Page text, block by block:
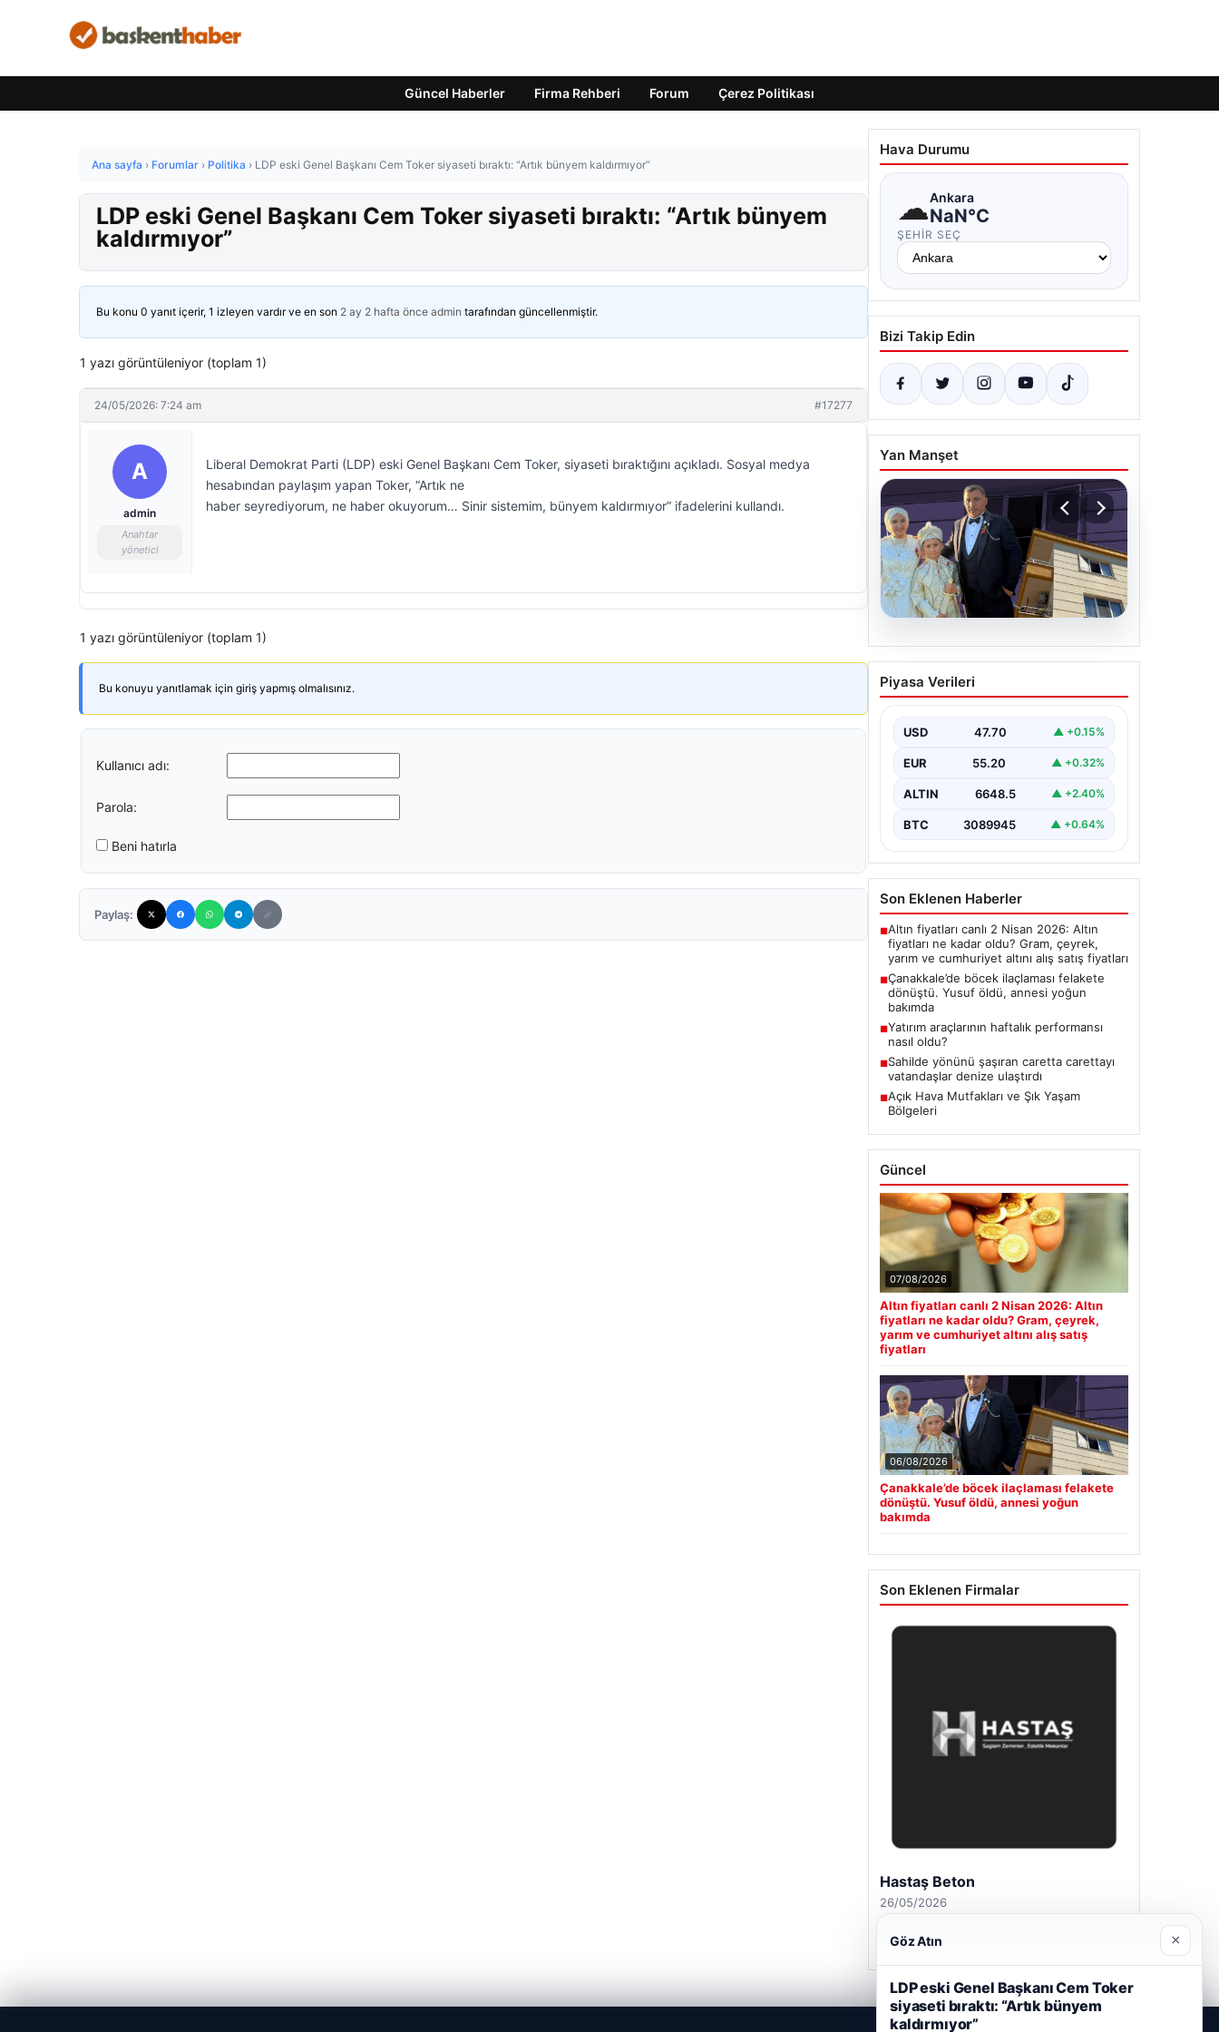
Güncel Haberler Firma Rehberi Forum Çerez Politikası
Ana sayfa › Forumlar › Politika › LDP eski Genel Başkanı Cem Toker siyaseti bıraktı: “Artık bünyem kaldırmıyor”
LDP eski Genel Başkanı Cem Toker siyaseti bıraktı: “Artık bünyem
kaldırmıyor”
Bu konu 0 yanıt içerir, 1 izleyen vardır ve en son 2 ay 2 hafta önce admin tarafından güncellenmiştir.
1 yazı görüntüleniyor (toplam 1)
24/05/2026: 7:24 am #17277
A
admin
Anahtar
yönetici
Liberal Demokrat Parti (LDP) eski Genel Başkanı Cem Toker, siyaseti bıraktığını açıkladı. Sosyal medya
hesabından paylaşım yapan Toker, “Artık ne
haber seyrediyorum, ne haber okuyorum… Sinir sistemim, bünyem kaldırmıyor” ifadelerini kullandı.
1 yazı görüntüleniyor (toplam 1)
Bu konuyu yanıtlamak için giriş yapmış olmalısınız.
Kullanıcı adı:
Parola:
Beni hatırla
Paylaş:
Hava Durumu
☁Ankara
NaN°C
ŞEHIR SEÇ
Bizi Takip Edin
Yan Manşet
Çanakkale’de böcek
ilaçlaması felakete
annesi yoğun bakımda
Piyasa Verileri
USD 47.70 ▲ +0.15%
EUR 55.20 ▲ +0.32%
ALTIN 6648.5 ▲ +2.40%
BTC 3089945 ▲ +0.64%
Son Eklenen Haberler
■Altın fiyatları canlı 2 Nisan 2026: Altın
fiyatları ne kadar oldu? Gram, çeyrek,
yarım ve cumhuriyet altını alış satış fiyatları
■Çanakkale’de böcek ilaçlaması felakete
dönüştü. Yusuf öldü, annesi yoğun
bakımda
■Yatırım araçlarının haftalık performansı
nasıl oldu?
■Sahilde yönünü şaşıran caretta carettayı
vatandaşlar denize ulaştırdı
■Açık Hava Mutfakları ve Şık Yaşam
Bölgeleri
Güncel
07/08/2026
Altın fiyatları canlı 2 Nisan 2026: Altın
fiyatları ne kadar oldu? Gram, çeyrek,
yarım ve cumhuriyet altını alış satış
fiyatları
06/08/2026
Çanakkale’de böcek ilaçlaması felakete
dönüştü. Yusuf öldü, annesi yoğun
bakımda
Son Eklenen Firmalar
Hastaş Beton
26/05/2026
Göz Atın ×
LDP eski Genel Başkanı Cem Toker
siyaseti bıraktı: “Artık bünyem
kaldırmıyor”